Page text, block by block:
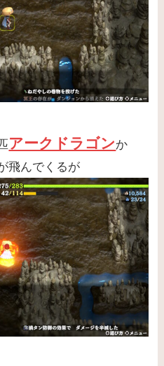
アークドラゴンか
飛んでくるが